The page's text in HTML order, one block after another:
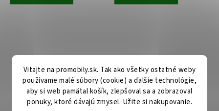
Vitajte na promobily.sk. Tak ako všetky ostatné weby
používame malé súbory (cookie) a ďalšie technológie,
aby si web pamätal košík, zlepšoval sa a zobrazoval
ponuky, ktoré dávajú zmysel. Užite si nakupovanie.